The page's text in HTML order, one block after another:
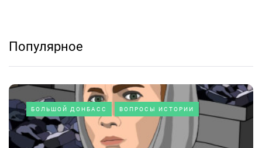
Популярное
БОЛЬШОЙ ДОНБАСС ВОПРОСЫ ИСТОРИИ